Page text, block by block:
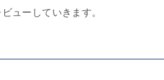
ューしていきます。